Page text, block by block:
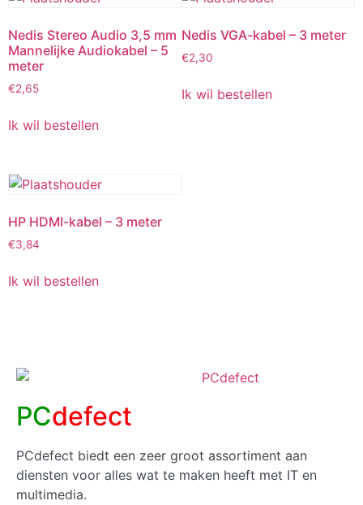
Nedis Stereo Audio 3,5 mm
Mannelijke Audiokabel – 5
meter
€2,65
Ik wil bestellen
Nedis VGA-kabel – 3 meter
€2,30
Ik wil bestellen
HP HDMI-kabel – 3 meter
€3,84
Ik wil bestellen
PCdefect
PCdefect biedt een zeer groot assortiment aan
diensten voor alles wat te maken heeft met IT en
multimedia.